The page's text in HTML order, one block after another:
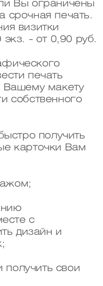
Вы ограничены
срочная печать.
визитки
- от 0,90 руб.
печать
Вашему макету
собственного
получить
карточки Вам
с
дизайн и
получить свои